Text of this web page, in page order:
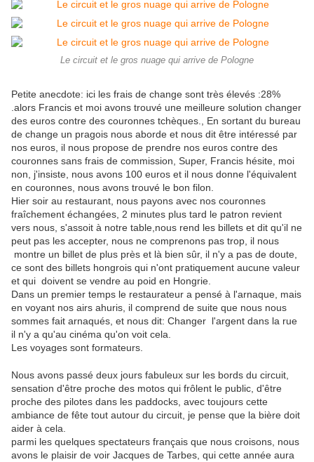
Le circuit et le gros nuage qui arrive de Pologne
Petite anecdote: ici les frais de change sont très élevés :28%
.alors Francis et moi avons trouvé une meilleure solution changer
des euros contre des couronnes tchèques., En sortant du bureau
de change un pragois nous aborde et nous dit être intéressé par
nos euros, il nous propose de prendre nos euros contre des
couronnes sans frais de commission, Super, Francis hésite, moi
non, j'insiste, nous avons 100 euros et il nous donne l'équivalent
en couronnes, nous avons trouvé le bon filon.
Hier soir au restaurant, nous payons avec nos couronnes
fraîchement échangées, 2 minutes plus tard le patron revient
vers nous, s'assoit à notre table,nous rend les billets et dit qu'il ne
peut pas les accepter, nous ne comprenons pas trop, il nous
montre un billet de plus près et là bien sûr, il n'y a pas de doute,
ce sont des billets hongrois qui n'ont pratiquement aucune valeur
et qui doivent se vendre au poid en Hongrie.
Dans un premier temps le restaurateur a pensé à l'arnaque, mais
en voyant nos airs ahuris, il comprend de suite que nous nous
sommes fait arnaqués, et nous dit: Changer l'argent dans la rue
il n'y a qu'au cinéma qu'on voit cela.
Les voyages sont formateurs.
Nous avons passé deux jours fabuleux sur les bords du circuit,
sensation d'être proche des motos qui frôlent le public, d'être
proche des pilotes dans les paddocks, avec toujours cette
ambiance de fête tout autour du circuit, je pense que la bière doit
aider à cela.
parmi les quelques spectateurs français que nous croisons, nous
avons le plaisir de voir Jacques de Tarbes, qui cette année aura